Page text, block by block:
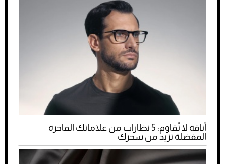
أناقة لا تُقاوم: 5 نظارات من علاماتك الفاخرة
المفضلة تزيد من سحرك